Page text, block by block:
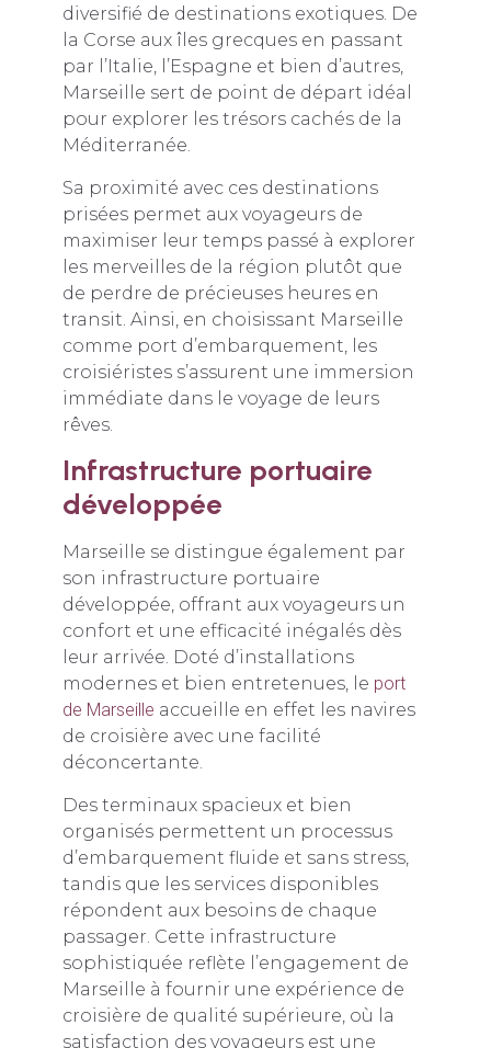
diversifié de destinations exotiques. De
la Corse aux îles grecques en passant
par l’Italie, l’Espagne et bien d’autres,
Marseille sert de point de départ idéal
pour explorer les trésors cachés de la
Méditerranée.
Sa proximité avec ces destinations
prisées permet aux voyageurs de
maximiser leur temps passé à explorer
les merveilles de la région plutôt que
de perdre de précieuses heures en
transit. Ainsi, en choisissant Marseille
comme port d’embarquement, les
croisiéristes s’assurent une immersion
immédiate dans le voyage de leurs
rêves.
Infrastructure portuaire
développée
Marseille se distingue également par
son infrastructure portuaire
développée, offrant aux voyageurs un
confort et une efficacité inégalés dès
leur arrivée. Doté d’installations
modernes et bien entretenues, le port
de Marseille accueille en effet les navires
de croisière avec une facilité
déconcertante.
Des terminaux spacieux et bien
organisés permettent un processus
d’embarquement fluide et sans stress,
tandis que les services disponibles
répondent aux besoins de chaque
passager. Cette infrastructure
sophistiquée reflète l’engagement de
Marseille à fournir une expérience de
croisière de qualité supérieure, où la
satisfaction des voyageurs est une